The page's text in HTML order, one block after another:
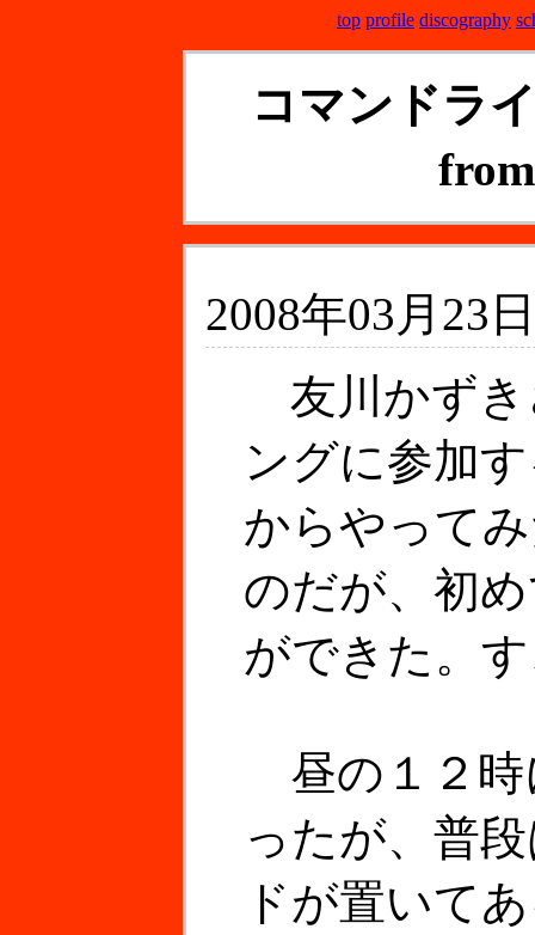
top profile discography
コマンドラ
2008年03月23
友川かずき
ングに参加
からやって
のだが、初
ができた。
昼の１２時
ったが、普
ドが置いて